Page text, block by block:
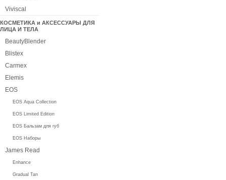
Viviscal
КОСМЕТИКА и АКСЕССУАРЫ ДЛЯ
ЛИЦА И ТЕЛА
BeautyBlender
Blistex
Carmex
Elemis
EOS
EOS Aqua Collection
EOS Limited Edition
EOS Бальзам для губ
EOS Наборы
James Read
Enhance
Gradual Tan